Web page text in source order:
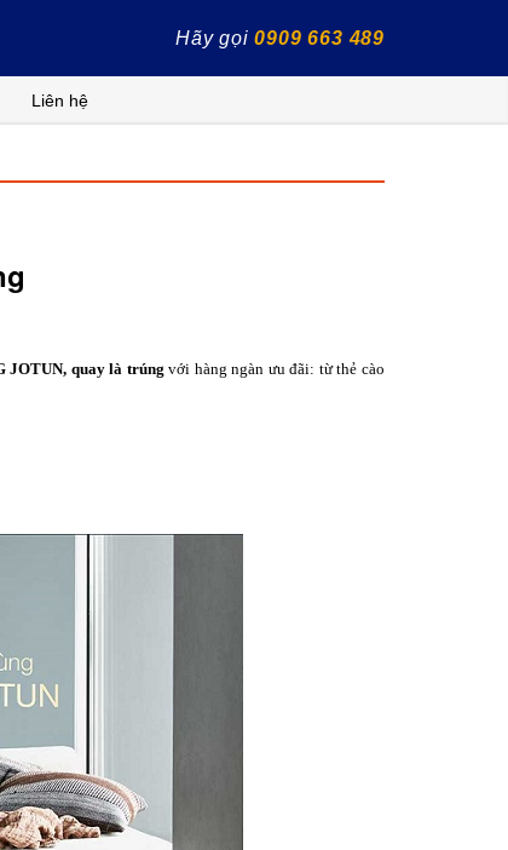
Hãy gọi0909 663 489
Liên hệ
JOTUN, quay là trúngvới hàng ngàn ưu đãi: từ thẻ cào